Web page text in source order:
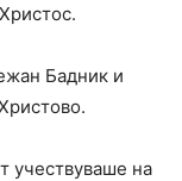
Бадник и
учествуваше на